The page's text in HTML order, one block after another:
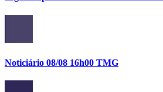
Noticiário 08/08 16h00 TMG